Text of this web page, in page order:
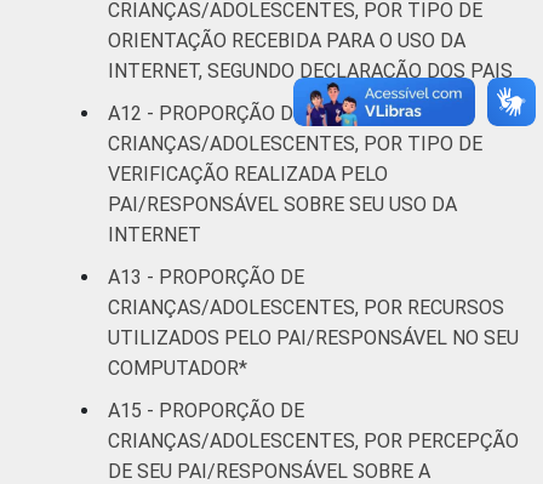
CRIANÇAS/ADOLESCENTES, POR TIPO DE
ORIENTAÇÃO RECEBIDA PARA O USO DA
INTERNET, SEGUNDO DECLARAÇÃO DOS PAIS
A12 - PROPORÇÃO DE
CRIANÇAS/ADOLESCENTES, POR TIPO DE
VERIFICAÇÃO REALIZADA PELO
PAI/RESPONSÁVEL SOBRE SEU USO DA
INTERNET
A13 - PROPORÇÃO DE
CRIANÇAS/ADOLESCENTES, POR RECURSOS
UTILIZADOS PELO PAI/RESPONSÁVEL NO SEU
COMPUTADOR*
A15 - PROPORÇÃO DE
CRIANÇAS/ADOLESCENTES, POR PERCEPÇÃO
DE SEU PAI/RESPONSÁVEL SOBRE A